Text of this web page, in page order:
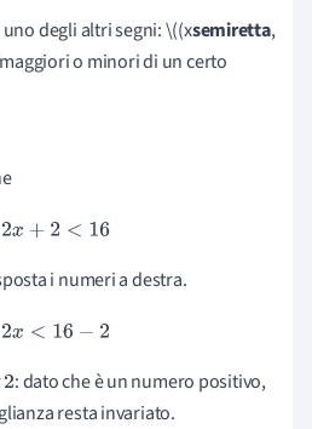
degli altri segni: \((xsemiretta,
o minori di un certo
2x+ 2 <16
i numeri a destra.
2x< 16− 2
2: dato che è un numero positivo,
resta invariato.